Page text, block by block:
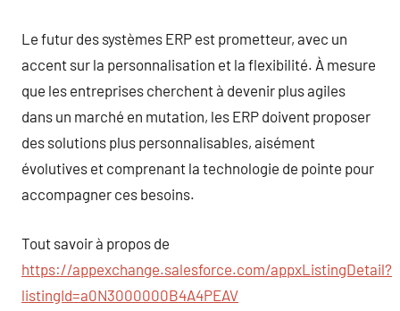
Le futur des systèmes ERP est prometteur, avec un
accent sur la personnalisation et la flexibilité. À mesure
que les entreprises cherchent à devenir plus agiles
dans un marché en mutation, les ERP doivent proposer
des solutions plus personnalisables, aisément
évolutives et comprenant la technologie de pointe pour
accompagner ces besoins.
Tout savoir à propos de
https://appexchange.salesforce.com/appxListingDetail?
listingId=a0N3000000B4A4PEAV